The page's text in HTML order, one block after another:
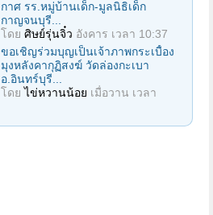
กาศ รร.หมู่บ้านเด็ก-มูลนิธิเด็ก
กาญจนบุรี...
โดย ศิษย์รุ่นจิ๋ว อังคาร เวลา 10:37
ขอเชิญร่วมบุญเป็นเจ้าภาพกระเบื้อง
มุงหลังคากุฏิสงฆ์ วัดล่องกะเบา
อ.อินทร์บุรี...
โดยไข่หวานน้อย เมื่อวาน เวลา